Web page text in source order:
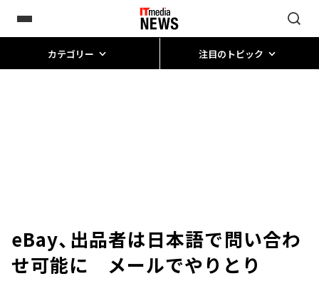
カテゴリー 注目のトピック
eBay、出品者は日本語で問い合わ
せ可能に メールでやりとり